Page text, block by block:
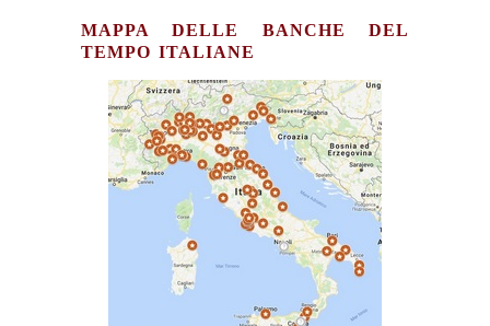
MAPPA DELLE BANCHE DEL
TEMPO ITALIANE